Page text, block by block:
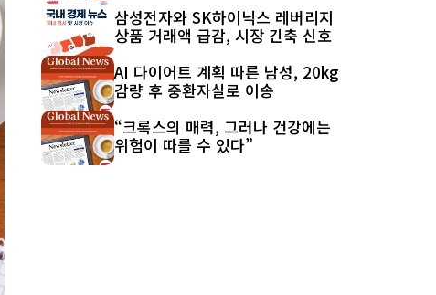
삼성전자와 SK하이닉스 레버리지
상품 거래액 급감, 시장 긴축 신호
AI 다이어트 계획 따른 남성, 20kg
감량 후 중환자실로 이송
“크록스의 매력, 그러나 건강에는
위험이 따를 수 있다”